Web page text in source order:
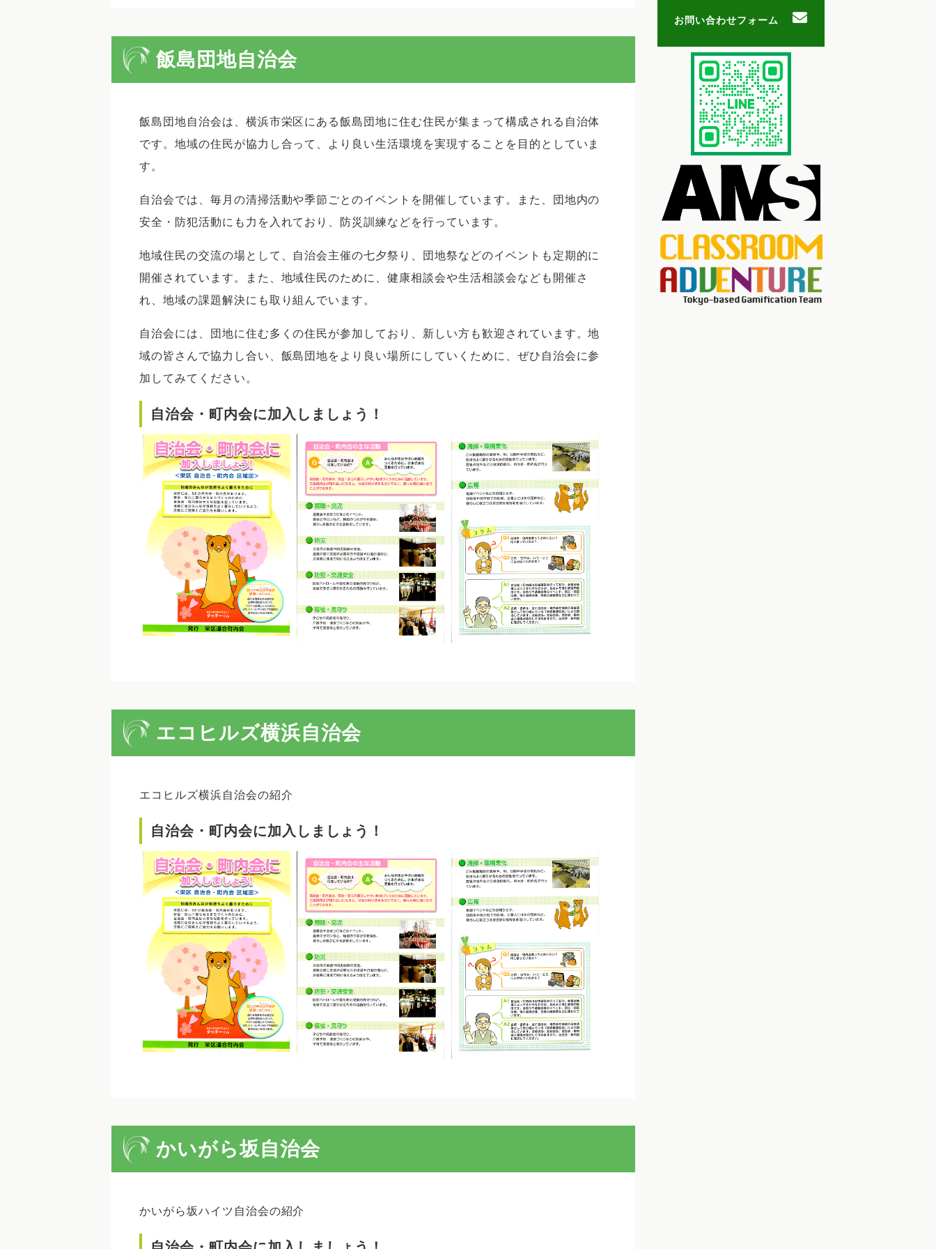
飯島団地自治会
飯島団地自治会は、横浜市栄区にある飯島団地に住む住民が集まって構成される自治体
です。地域の住民が協力し合って、より良い生活環境を実現することを目的としていま
す。
自治会では、毎月の清掃活動や季節ごとのイベントを開催しています。また、団地内の
安全・防犯活動にも力を入れており、防災訓練などを行っています。
地域住民の交流の場として、自治会主催の七夕祭り、団地祭などのイベントも定期的に
開催されています。また、地域住民のために、健康相談会や生活相談会なども開催さ
れ、地域の課題解決にも取り組んでいます。
自治会には、団地に住む多くの住民が参加しており、新しい方も歓迎されています。地
域の皆さんで協力し合い、飯島団地をより良い場所にしていくために、ぜひ自治会に参
加してみてください。
自治会・町内会に加入しましょう！
エコヒルズ横浜自治会
エコヒルズ横浜自治会の紹介
自治会・町内会に加入しましょう！
かいがら坂自治会
かいがら坂ハイツ自治会の紹介
お問い合わせフォーム